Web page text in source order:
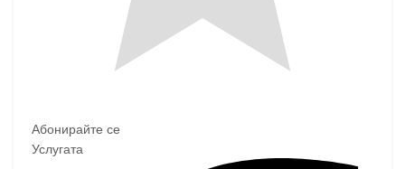
Абонирайте се
Услугата